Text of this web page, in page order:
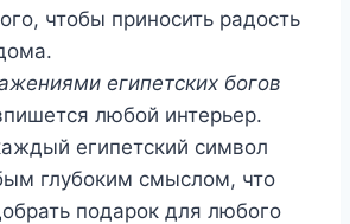
чтобы приносить радость
египетских богов
любой интерьер.
египетский символ
глубоким смыслом, что
подарок для любого